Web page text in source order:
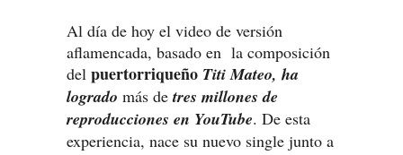
Al día de hoy el video de versión
aflamencada, basado en la composición
del puertorriqueño Titi Mateo, ha
logrado más detres millones de
reproducciones en YouTube. De esta
experiencia, nace su nuevo single junto a